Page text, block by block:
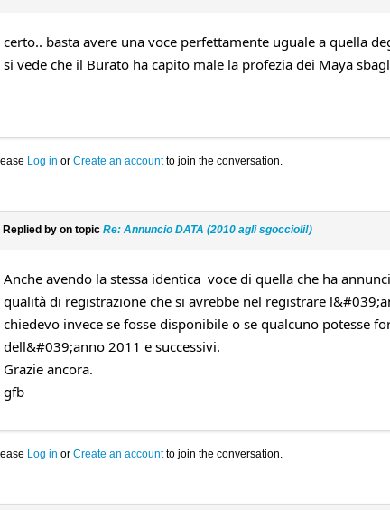
certo.. basta avere una voce perfettamente uguale a quella
si vede che il Burato ha capito male la profezia dei Maya
Log in or Create an accountto join the conversation.
Replied by on topic Re: Annuncio DATA (2010 agli sgoccioli!)
Anche avendo la stessa identica voce di quella che ha
qualità di registrazione che si avrebbe nel registrare
chiedevo invece se fosse disponibile o se qualcuno potesse
dell&#039;anno 2011 e successivi.
Grazie ancora.
gfb
Log in or Create an accountto join the conversation.